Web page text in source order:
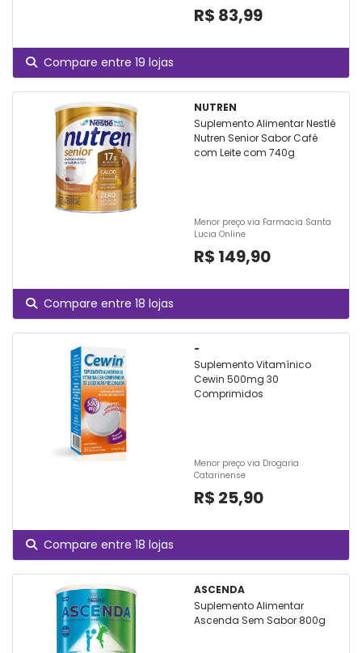
R$ 83,99
Compare entre 19 lojas
NUTREN
Suplemento Alimentar Nestlé
Nutren Senior Sabor Café
com Leite com 740g
Menor preço via Farmacia Santa
Lucia Online
R$ 149,90
Compare entre 18 lojas
-
Suplemento Vitamínico
Cewin 500mg 30
Comprimidos
Menor preço via Drogaria
Catarinense
R$ 25,90
Compare entre 18 lojas
ASCENDA
Suplemento Alimentar
Ascenda Sem Sabor 800g